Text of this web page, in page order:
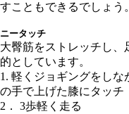
すこともできるでしょう。
ニータッチ
大臀筋をストレッチし、
的としています。
1. 軽くジョギングをし
の手で上げた膝にタッチ
2． 3歩軽く走る